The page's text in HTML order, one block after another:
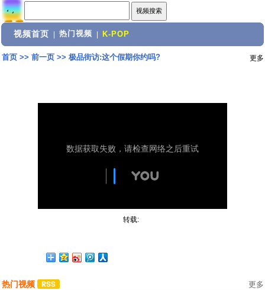
视频首页 热门视频 K-POP
首页>> 前一页>> 极品街访:这个假期你约吗? 更多
转载:
热门视频 更多